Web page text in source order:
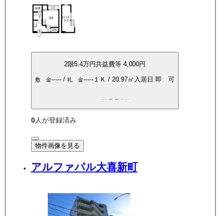
2階5.4万円共益費等 4,000円
敷 金-----/ 礼 金-----１Ｋ / 20.97㎡ 入居日 即 可
インターネット無料 敷礼0 デザイナーズ
0人が登録済み
物件画像を見る
アルファパル大喜新町